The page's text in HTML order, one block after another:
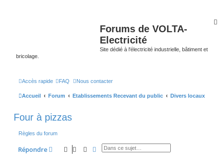
Forums de VOLTA-
Electricité
Site dédié à l'électricité industrielle, bâtiment et
bricolage.
Accès rapide FAQ Nous contacter
Accueil Forum Etablissements Recevant du public Divers locaux
Four à pizzas
Règles du forum
Répondre Rechercher
Recherche avancée